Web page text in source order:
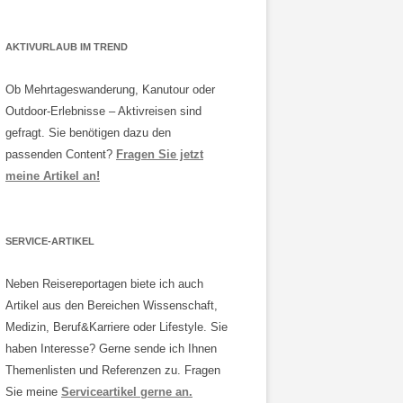
AKTIVURLAUB IM TREND
Ob Mehrtageswanderung, Kanutour oder
Outdoor-Erlebnisse – Aktivreisen sind
gefragt. Sie benötigen dazu den
passenden Content? Fragen Sie jetzt
meine Artikel an!
SERVICE-ARTIKEL
Neben Reisereportagen biete ich auch
Artikel aus den Bereichen Wissenschaft,
Medizin, Beruf&Karriere oder Lifestyle. Sie
haben Interesse? Gerne sende ich Ihnen
Themenlisten und Referenzen zu. Fragen
Sie meine Serviceartikel gerne an.